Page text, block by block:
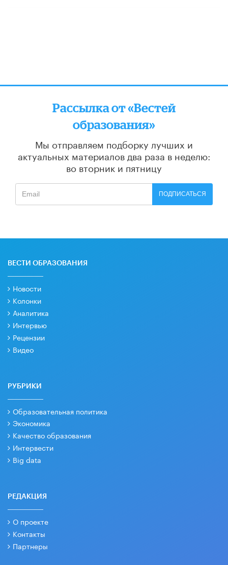
Рассылка от «Вестей
образования»
Мы отправляем подборку лучших и
актуальных материалов два раза в неделю:
во вторник и пятницу
ПОДПИСАТЬСЯ
ВЕСТИ ОБРАЗОВАНИЯ
Новости
Колонки
Аналитика
Интервью
Рецензии
Видео
РУБРИКИ
Образовательная политика
Экономика
Качество образования
Интервести
Big data
РЕДАКЦИЯ
О проекте
Контакты
Партнеры